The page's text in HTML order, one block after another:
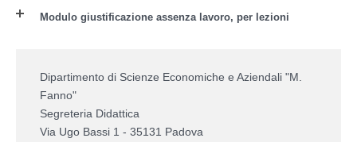
Modulo giustificazione assenza lavoro, per lezioni
Dipartimento di Scienze Economiche e Aziendali "M.
Fanno"
Segreteria Didattica
Via Ugo Bassi 1 - 35131 Padova